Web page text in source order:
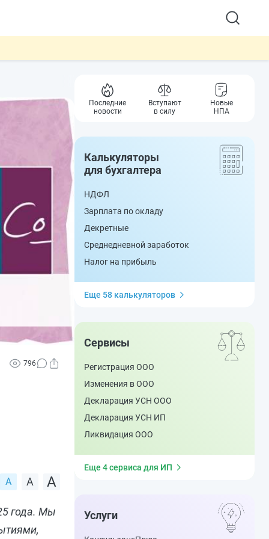
796
года. Мы
Последние
новости
Вступают
в силу
Новые
НПА
Калькуляторы
для бухгалтера
НДФЛ
Зарплата по окладу
Декретные
Среднедневной заработок
Налог на прибыль
Еще 58 калькуляторов
Сервисы
Регистрация ООО
Изменения в ООО
Декларация УСН ООО
Декларация УСН ИП
Ликвидация ООО
Еще 4 сервиса для ИП
Услуги